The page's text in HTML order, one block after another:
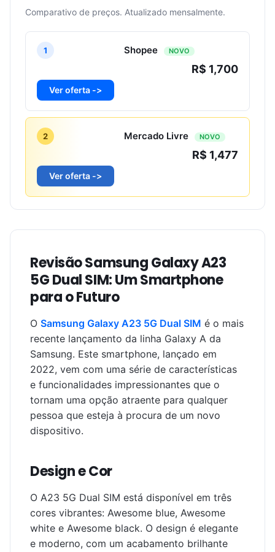
Comparativo de preços. Atualizado mensalmente.
1 Shopee NOVO
R$ 1,700
Ver oferta ->
2 Mercado Livre NOVO
R$ 1,477
Ver oferta ->
Revisão Samsung Galaxy A23
5G Dual SIM: Um Smartphone
para o Futuro
O Samsung Galaxy A23 5G Dual SIM é o mais
recente lançamento da linha Galaxy A da
Samsung. Este smartphone, lançado em
2022, vem com uma série de características
e funcionalidades impressionantes que o
tornam uma opção atraente para qualquer
pessoa que esteja à procura de um novo
dispositivo.
Design e Cor
O A23 5G Dual SIM está disponível em três
cores vibrantes: Awesome blue, Awesome
white e Awesome black. O design é elegante
e moderno, com um acabamento brilhante